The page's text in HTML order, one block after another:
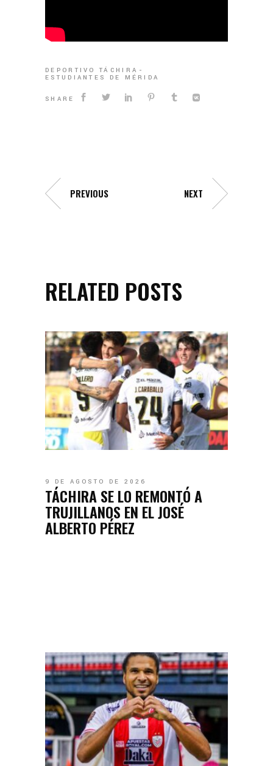
DEPORTIVO TÁCHIRA
ESTUDIANTES DE MÉRIDA
SHARE
PREVIOUS NEXT
RELATED POSTS
9 DE AGOSTO DE 2026
TÁCHIRA SE LO REMONTÓ A
TRUJILLANOS EN EL JOSÉ
ALBERTO PÉREZ